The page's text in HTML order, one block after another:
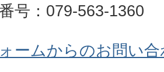
号：079-563-1360
ームからのお問い